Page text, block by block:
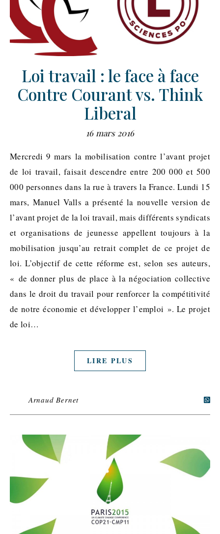
Loi travail : le face à face
Contre Courant vs. Think
Liberal
16 mars 2016
Mercredi 9 mars la mobilisation contre l’avant projet
de loi travail, faisait descendre entre 200 000 et 500
000 personnes dans la rue à travers la France. Lundi 15
mars, Manuel Valls a présenté la nouvelle version de
l’avant projet de la loi travail, mais différents syndicats
et organisations de jeunesse appellent toujours à la
mobilisation jusqu’au retrait complet de ce projet de
loi. L’objectif de cette réforme est, selon ses auteurs,
« de donner plus de place à la négociation collective
dans le droit du travail pour renforcer la compétitivité
de notre économie et développer l’emploi ». Le projet
de loi…
LIRE PLUS
Arnaud Bernet